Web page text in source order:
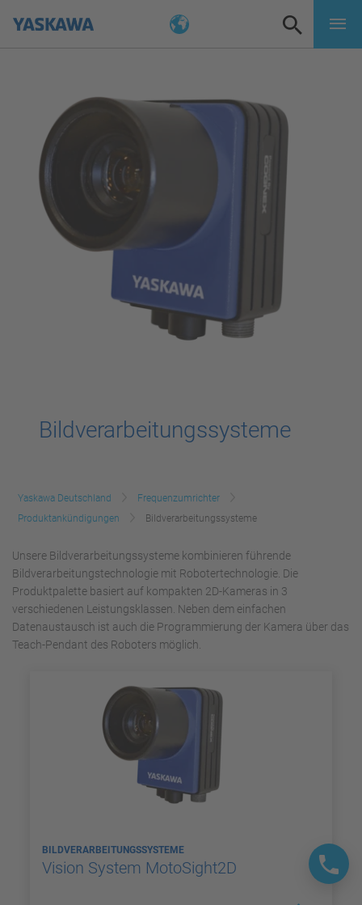
Bildverarbeitungssysteme
Yaskawa Deutschland
Frequenzumrichter
Produktankündigungen
Bildverarbeitungssysteme
Unsere Bildverarbeitungssysteme kombinieren führende
Bildverarbeitungstechnologie mit Robotertechnologie. Die
Produktpalette basiert auf kompakten 2D-Kameras in 3
verschiedenen Leistungsklassen. Neben dem einfachen
Datenaustausch ist auch die Programmierung der Kamera über das
Teach-Pendant des Roboters möglich.
BILDVERARBEITUNGSSYSTEME
Vision System MotoSight2D